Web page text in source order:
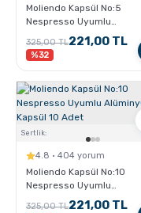
Moliendo Kapsül No:5
Nespresso Uyumlu
Alüminyum Kapsül 10 Adet
325,00 TL221,00 TL
%32
Sertlik:
4.8 · 404 yorum
Moliendo Kapsül No:10
Nespresso Uyumlu
Alüminyum Kapsül 10 Adet
325,00 TL221,00 TL